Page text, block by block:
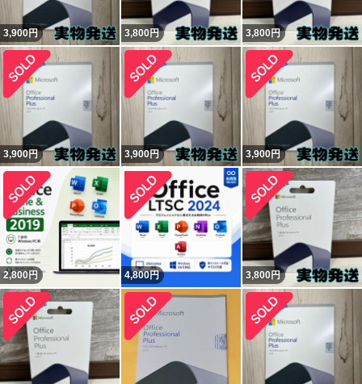
3,900円 3,800円 3,800円
3,900円 3,900円 3,900円
2,800円 4,800円 3,800円